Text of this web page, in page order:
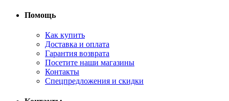
Помощь
Как купить
Доставка и оплата
Гарантия возврата
Посетите наши магазины
Контакты
Спецпредложения и скидки